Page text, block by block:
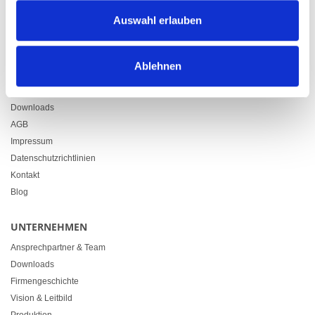
Auswahl erlauben
Ablehnen
Zürcherstrasse 37
LINKS
Downloads
AGB
Impressum
Datenschutzrichtlinien
Kontakt
Blog
UNTERNEHMEN
Ansprechpartner & Team
Downloads
Firmengeschichte
Vision & Leitbild